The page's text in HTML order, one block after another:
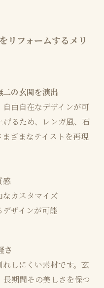
リフォームするメリ
二の玄関を演出
由自在なデザインが可
るため、レンガ風、石
ざまなテイストを再現
感
カスタマイズ
ザインが可能
さ
しにくい素材です。玄
期間その美しさを保つ